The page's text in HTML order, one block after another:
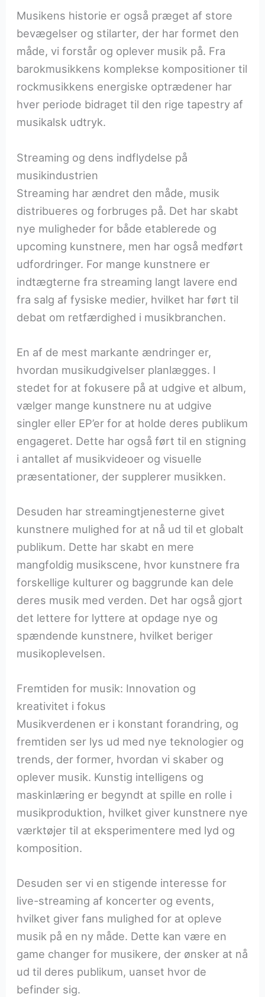
Musikens historie er også præget af store
bevægelser og stilarter, der har formet den
måde, vi forstår og oplever musik på. Fra
barokmusikkens komplekse kompositioner til
rockmusikkens energiske optrædener har
hver periode bidraget til den rige tapestry af
musikalsk udtryk.
Streaming og dens indflydelse på
musikindustrien
Streaming har ændret den måde, musik
distribueres og forbruges på. Det har skabt
nye muligheder for både etablerede og
upcoming kunstnere, men har også medført
udfordringer. For mange kunstnere er
indtægterne fra streaming langt lavere end
fra salg af fysiske medier, hvilket har ført til
debat om retfærdighed i musikbranchen.
En af de mest markante ændringer er,
hvordan musikudgivelser planlægges. I
stedet for at fokusere på at udgive et album,
vælger mange kunstnere nu at udgive
singler eller EP’er for at holde deres publikum
engageret. Dette har også ført til en stigning
i antallet af musikvideoer og visuelle
præsentationer, der supplerer musikken.
Desuden har streamingtjenesterne givet
kunstnere mulighed for at nå ud til et globalt
publikum. Dette har skabt en mere
mangfoldig musikscene, hvor kunstnere fra
forskellige kulturer og baggrunde kan dele
deres musik med verden. Det har også gjort
det lettere for lyttere at opdage nye og
spændende kunstnere, hvilket beriger
musikoplevelsen.
Fremtiden for musik: Innovation og
kreativitet i fokus
Musikverdenen er i konstant forandring, og
fremtiden ser lys ud med nye teknologier og
trends, der former, hvordan vi skaber og
oplever musik. Kunstig intelligens og
maskinlæring er begyndt at spille en rolle i
musikproduktion, hvilket giver kunstnere nye
værktøjer til at eksperimentere med lyd og
komposition.
Desuden ser vi en stigende interesse for
live-streaming af koncerter og events,
hvilket giver fans mulighed for at opleve
musik på en ny måde. Dette kan være en
game changer for musikere, der ønsker at nå
ud til deres publikum, uanset hvor de
befinder sig.